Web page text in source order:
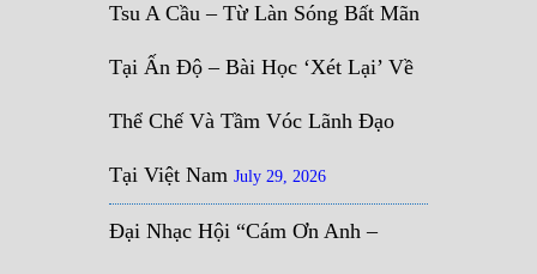
Tsu A Cầu – Từ Làn Sóng Bất Mãn
Tại Ấn Độ – Bài Học ‘Xét Lại’ Về
Thể Chế Và Tầm Vóc Lãnh Đạo
Tại Việt Nam July 29, 2026
Đại Nhạc Hội “Cám Ơn Anh –